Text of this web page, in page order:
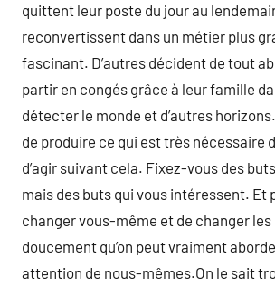
quittent leur poste du jour au
reconvertissent dans un métier plus
fascinant. D’autres décident de tout
partir en congés grâce à leur famille
détecter le monde et d’autres
de produire ce qui est très nécessaire
d’agir suivant cela. Fixez-vous des
mais des buts qui vous intéressent. Et
changer vous-même et de changer les
doucement qu’on peut vraiment
attention de nous-mêmes.On le sait